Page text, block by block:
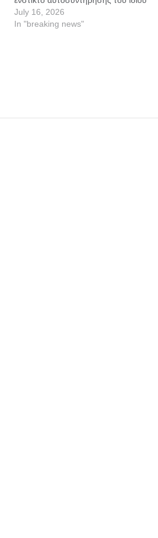
του «συμμάχου» της. Ο Ταλ
Ντίλιαν, αρνούμενος να γίνει ο
July 16, 2026
In "breaking news"